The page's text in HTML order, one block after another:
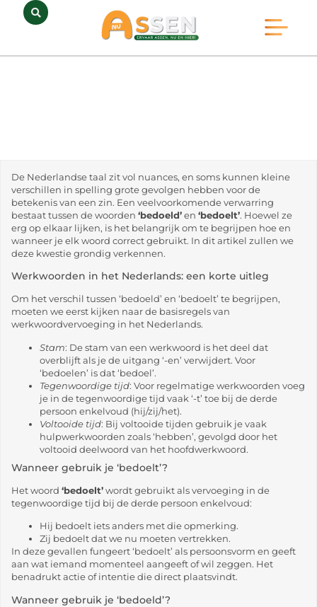
De Nederlandse taal zit vol nuances, en soms kunnen kleine
verschillen in spelling grote gevolgen hebben voor de
betekenis van een zin. Een veelvoorkomende verwarring
bestaat tussen de woorden ‘bedoeld’ en ‘bedoelt’. Hoewel ze
erg op elkaar lijken, is het belangrijk om te begrijpen hoe en
wanneer je elk woord correct gebruikt. In dit artikel zullen we
deze kwestie grondig verkennen.
Werkwoorden in het Nederlands: een korte uitleg
Om het verschil tussen ‘bedoeld’ en ‘bedoelt’ te begrijpen,
moeten we eerst kijken naar de basisregels van
werkwoordvervoeging in het Nederlands.
Stam: De stam van een werkwoord is het deel dat
overblijft als je de uitgang ‘-en’ verwijdert. Voor
‘bedoelen’ is dat ‘bedoel’.
Tegenwoordige tijd: Voor regelmatige werkwoorden voeg
je in de tegenwoordige tijd vaak ‘-t’ toe bij de derde
persoon enkelvoud (hij/zij/het).
Voltooide tijd: Bij voltooide tijden gebruik je vaak
hulpwerkwoorden zoals ‘hebben’, gevolgd door het
voltooid deelwoord van het hoofdwerkwoord.
Wanneer gebruik je ‘bedoelt’?
Het woord ‘bedoelt’ wordt gebruikt als vervoeging in de
tegenwoordige tijd bij de derde persoon enkelvoud:
Hij bedoelt iets anders met die opmerking.
Zij bedoelt dat we nu moeten vertrekken.
In deze gevallen fungeert ‘bedoelt’ als persoonsvorm en geeft
aan wat iemand momenteel aangeeft of wil zeggen. Het
benadrukt actie of intentie die direct plaatsvindt.
Wanneer gebruik je ‘bedoeld’?